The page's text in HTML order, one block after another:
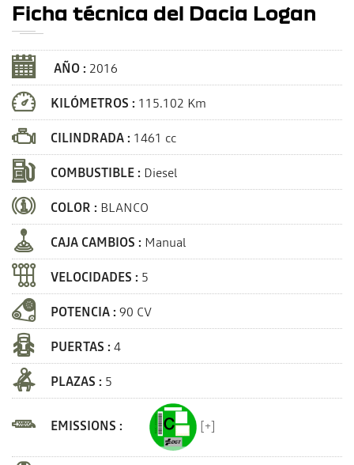
Ficha técnica del Dacia Logan
AÑO : 2016
KILÓMETROS : 115.102 Km
CILINDRADA : 1461 cc
COMBUSTIBLE : Diesel
COLOR : BLANCO
CAJA CAMBIOS : Manual
VELOCIDADES : 5
POTENCIA :90 CV
PUERTAS :4
PLAZAS : 5
EMISSIONS : [+]